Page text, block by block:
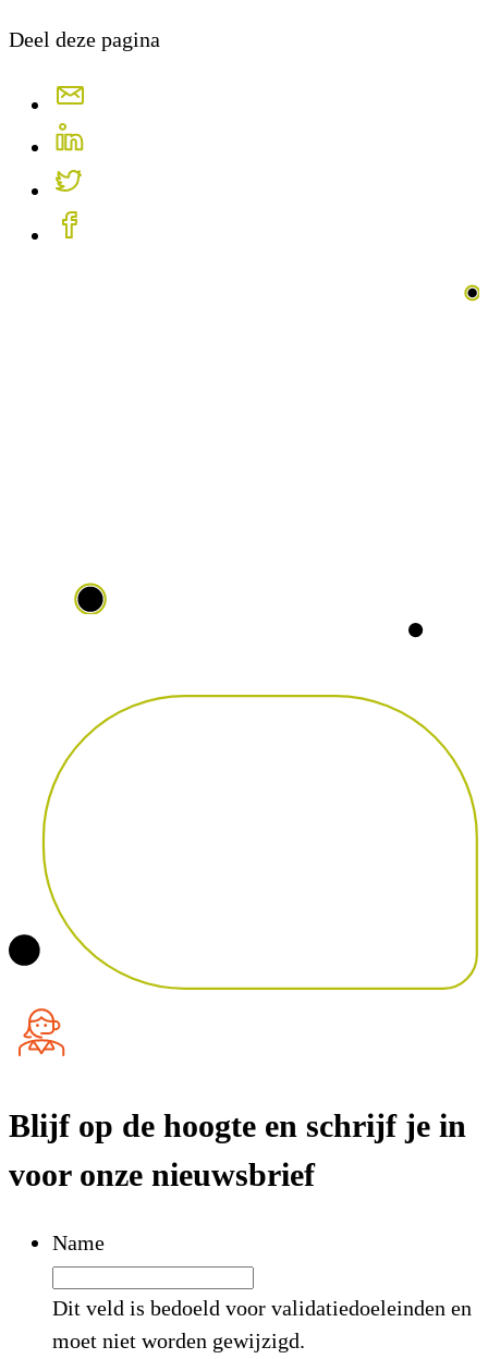
Deel deze pagina
Blijf op de hoogte en schrijf je in
voor onze nieuwsbrief
Name
Dit veld is bedoeld voor validatiedoeleinden en
moet niet worden gewijzigd.